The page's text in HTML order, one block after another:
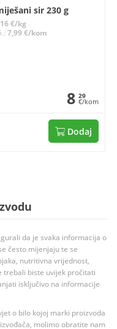
sir 230 g
€/kg
7,99 €/kom
8 29
€/kom
Dodaj
da je svaka informacija o
često mijenjaju te se
nutritivna vrijednost,
trebali biste uvijek pročitati
isključivo na informacije
o bilo kojoj marki proizvoda
molimo obratite nam